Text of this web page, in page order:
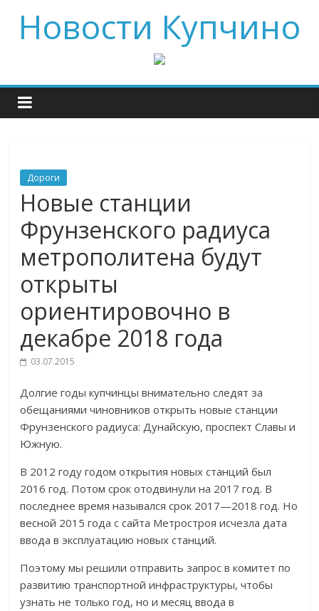
Новости Купчино
Дороги
Новые станции
Фрунзенского радиуса
метрополитена будут
открыты
ориентировочно в
декабре 2018 года
03.07.2015
Долгие годы купчинцы внимательно следят за
обещаниями чиновников открыть новые станции
Фрунзенского радиуса: Дунайскую, проспект Славы и
Южную.
В 2012 году годом открытия новых станций был
2016 год. Потом срок отодвинули на 2017 год. В
последнее время назывался срок 2017—2018 год. Но
весной 2015 года с сайта Метростроя исчезла дата
ввода в эксплуатацию новых станций.
Поэтому мы решили отправить запрос в комитет по
развитию транспортной инфраструктуры, чтобы
узнать не только год, но и месяц ввода в